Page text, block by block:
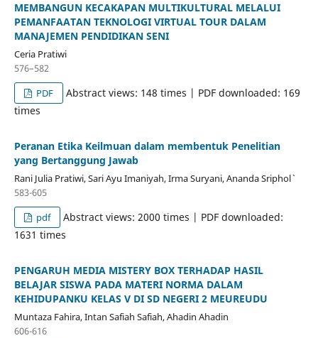
MEMBANGUN KECAKAPAN MULTIKULTURAL MELALUI
PEMANFAATAN TEKNOLOGI VIRTUAL TOUR DALAM
MANAJEMEN PENDIDIKAN SENI
Ceria Pratiwi
576–582
PDF
Abstract views: 148 times | PDF downloaded: 169
times
Peranan Etika Keilmuan dalam membentuk Penelitian
yang Bertanggung Jawab
Rani Julia Pratiwi, Sari Ayu Imaniyah, Irma Suryani, Ananda Sriphol`
583-605
pdf
Abstract views: 2000 times | PDF downloaded:
1631 times
PENGARUH MEDIA MISTERY BOX TERHADAP HASIL
BELAJAR SISWA PADA MATERI NORMA DALAM
KEHIDUPANKU KELAS V DI SD NEGERI 2 MEUREUDU
Muntaza Fahira, Intan Safiah Safiah, Ahadin Ahadin
606-616